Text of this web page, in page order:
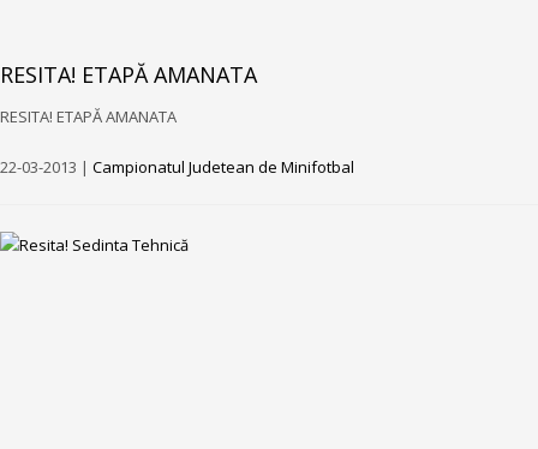
RESITA! ETAPĂ AMANATA
RESITA! ETAPĂ AMANATA
22-03-2013 | Campionatul Judetean de Minifotbal